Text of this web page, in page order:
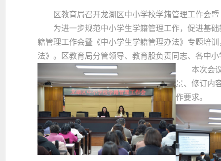
区教育局召开龙湖区中小学校学籍管理工作会暨
为进一步规范中小学生学籍管理工作，促进基础
籍管理工作会暨《中小学生学籍管理办法》专题培
法》。区教育局分管领导、教育股负责同志、各中
本次会议
景、修订内
作要求。